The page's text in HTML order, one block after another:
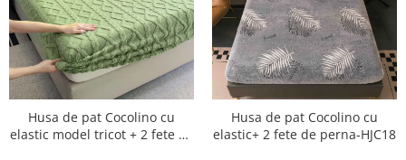
Husa de pat Cocolino cu
elastic model tricot + 2 fete de
Husa de pat Cocolino cu
elastic+ 2 fete de perna-HJC18